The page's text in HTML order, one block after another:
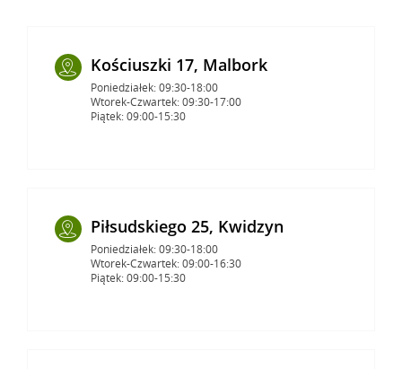
Kościuszki 17, Malbork
Poniedziałek: 09:30-18:00
Wtorek-Czwartek: 09:30-17:00
Piątek: 09:00-15:30
Piłsudskiego 25, Kwidzyn
Poniedziałek: 09:30-18:00
Wtorek-Czwartek: 09:00-16:30
Piątek: 09:00-15:30